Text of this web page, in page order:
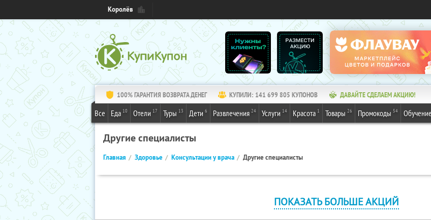
Королёв
100% ГАРАНТИЯ ВОЗВРАТА ДЕНЕГ КУПИЛИ: 141 699 805 КУПОНОВ ДАВАЙТЕ СДЕЛАЕМ АКЦИЮ!
Все Еда 10 Отели 17 Туры 13 Дети 6 Развлечения 24 Услуги 14 Красота 1 Товары 26 Промокоды 54 Обучение
Другие специалисты
Главная Здоровье Консультации у врача Другие специалисты
ПОКАЗАТЬ БОЛЬШЕ АКЦИЙ